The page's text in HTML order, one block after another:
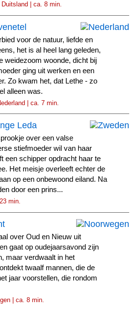
Duitsland | ca. 8 min.
voor de natuur, liefde en
het is al heel lang geleden,
weidezoom woonde, dicht bij
ging uit werken en een
Zo kwam het, dat Lethe - zo
alleen was.
| ca. 7 min.
Leda
over een valse
stiefmoeder wil van haar
een schipper opdracht haar te
Het meisje overleeft echter de
op een onbewoond eiland. Na
door een prins...
min.
over Oud en Nieuw uit
gaat op oudejaarsavond zijn
maar verdwaalt in het
twaalf mannen, die de
jaar voorstellen, die rondom
| ca. 8 min.